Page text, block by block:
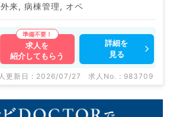
来, 病棟管理, オペ
求人を
紹介してもらう
詳細を
見る
更新日 : 2026/07/27 求人No. : 983709